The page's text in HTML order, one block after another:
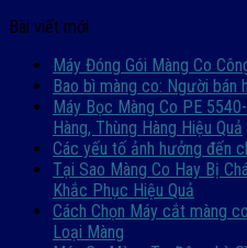
Bài viết mới
Máy Đóng Gói Màng Co
Bao bì màng co: Người bán
Máy Bọc Màng Co PE
Hàng, Thùng Hàng Hiệu Quả
Các yếu tố ảnh hưởng đến
Tại Sao Màng Co Hay Bị
Khắc Phục Hiệu Quả
Cách Chọn Máy cắt màng
Loại Màng